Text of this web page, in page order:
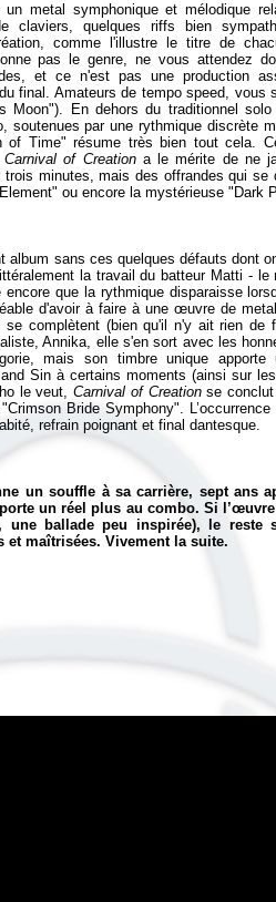
un metal symphonique et mélodique
claviers, quelques riffs bien
comme l'illustre le titre de
pas le genre, ne vous attendez
et ce n'est pas une production
final. Amateurs de tempo speed, vous
Moon"). En dehors du traditionnel
par une rythmique discrète
of Time" résume très bien tout cela.
Carnival of Creationa le mérite de ne
minutes, mais des offrandes qui se
ou encore la mystérieuse "Dark
album sans ces quelques défauts dont
la travail du batteur Matti - le
que la rythmique disparaisse
d'avoir à faire à une œuvre de
complètent (bien qu'il n'y ait rien de
Annika, elle s'en sort avec les
mais son timbre unique apporte
Sin à certains moments (ainsi sur
le veut,Carnival of Creationse conclut
Bride Symphony".
refrain poignant et final dantesque.
un souffle à sa carrière, sept ans
un réel plus au combo. Si
une ballade peu inspirée), le reste
et maîtrisées. Vivement la suite.